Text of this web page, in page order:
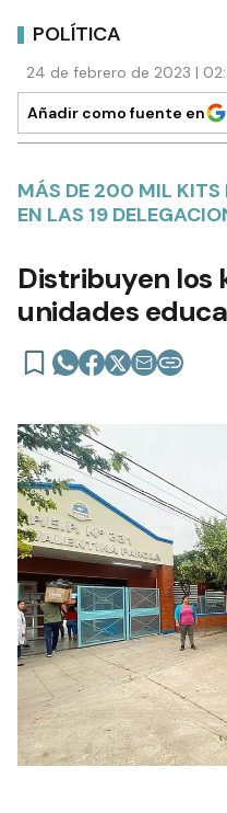
POLÍTICA
24 de febrero de 2023 |
Añadir como fuente en
MÁS DE 200 MIL KITS
EN LAS 19
Distribuyen los
unidades